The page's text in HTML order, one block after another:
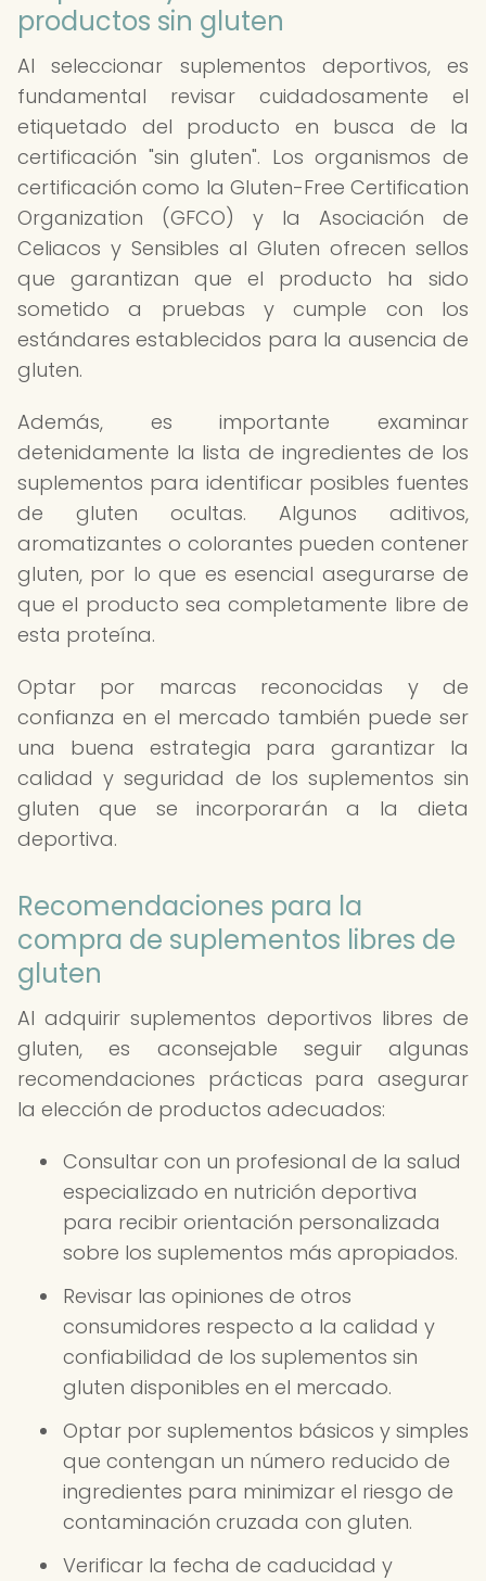
productos sin gluten
Al seleccionar suplementos deportivos, es
fundamental revisar cuidadosamente el
etiquetado del producto en busca de la
certificación "sin gluten". Los organismos de
certificación como la Gluten-Free Certification
Organization (GFCO) y la Asociación de
Celiacos y Sensibles al Gluten ofrecen sellos
que garantizan que el producto ha sido
sometido a pruebas y cumple con los
estándares establecidos para la ausencia de
gluten.
Además, es importante examinar
detenidamente la lista de ingredientes de los
suplementos para identificar posibles fuentes
de gluten ocultas. Algunos aditivos,
aromatizantes o colorantes pueden contener
gluten, por lo que es esencial asegurarse de
que el producto sea completamente libre de
esta proteína.
Optar por marcas reconocidas y de
confianza en el mercado también puede ser
una buena estrategia para garantizar la
calidad y seguridad de los suplementos sin
gluten que se incorporarán a la dieta
deportiva.
Recomendaciones para la
compra de suplementos libres de
gluten
Al adquirir suplementos deportivos libres de
gluten, es aconsejable seguir algunas
recomendaciones prácticas para asegurar
la elección de productos adecuados:
Consultar con un profesional de la salud
especializado en nutrición deportiva
para recibir orientación personalizada
sobre los suplementos más apropiados.
Revisar las opiniones de otros
consumidores respecto a la calidad y
confiabilidad de los suplementos sin
gluten disponibles en el mercado.
Optar por suplementos básicos y simples
que contengan un número reducido de
ingredientes para minimizar el riesgo de
contaminación cruzada con gluten.
Verificar la fecha de caducidad y